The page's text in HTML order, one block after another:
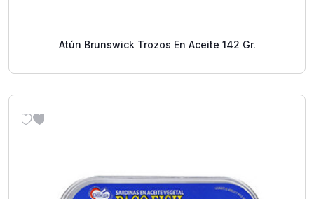
Atún Brunswick Trozos En Aceite 142 Gr.